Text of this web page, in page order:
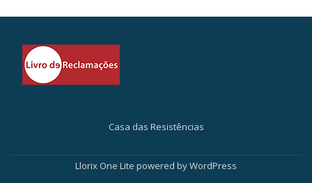
Casa das Resistências
Secondary
Llorix One Lite powered byWordPress